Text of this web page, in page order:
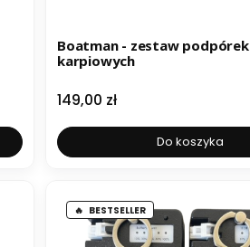
Boatman - zestaw podpórek
karpiowych
Cena
149,00 zł
Do koszyka
BESTSELLER